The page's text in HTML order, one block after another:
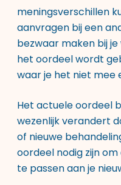
meningsverschillen
aanvragen bij een
bezwaar maken bij
het oordeel wordt
waar je het niet mee
Het actuele oordeel
wezenlijk verandert
of nieuwe
oordeel nodig zijn
te passen aan je